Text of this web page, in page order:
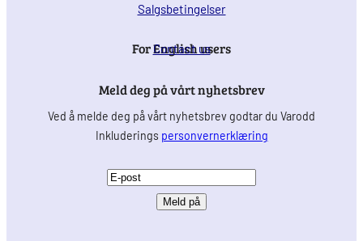
Salgsbetingelser
For English users
Contact us
Meld deg på vårt nyhetsbrev
Ved å melde deg på vårt nyhetsbrev godtar du Varodd
Inkluderings personvernerklæring
E